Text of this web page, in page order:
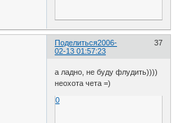
Поделиться 37
2006-
02-13 01:57:23
а ладно, не буду флудить))))
неохота чета =)
0